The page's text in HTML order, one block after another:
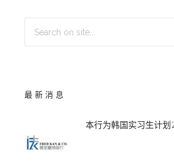
最新消息
本行为韩国实习生计